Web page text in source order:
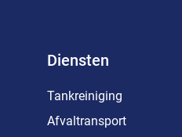
Diensten
Tankreiniging
Afvaltransport